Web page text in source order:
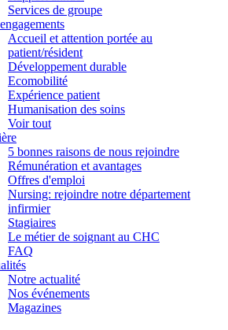
Services de groupe
Accueil et attention portée au
patient/résident
Développement durable
Ecomobilité
Expérience patient
Humanisation des soins
Voir tout
5 bonnes raisons de nous rejoindre
Rémunération et avantages
Offres d'emploi
Nursing: rejoindre notre département
infirmier
Stagiaires
Le métier de soignant au CHC
FAQ
Notre actualité
Nos événements
Magazines